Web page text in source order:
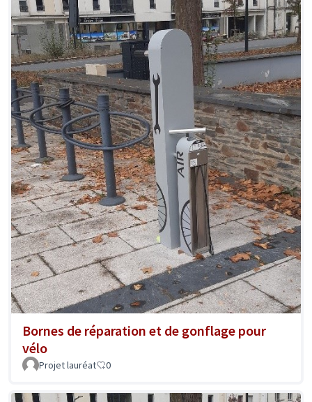
Bornes de réparation et de gonflage pour
vélo
Projet lauréat 0